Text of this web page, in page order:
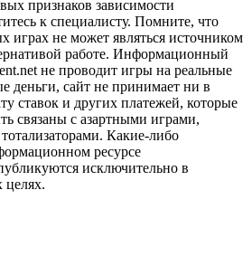
признаков зависимости
к специалисту. Помните, что
играх не может являться источником
работе. Информационный
не проводит игры на реальные
деньги, сайт не принимает ни в
ставок и других платежей, которые
связаны с азартными играми,
Какие-либо
ресурсе
исключительно в